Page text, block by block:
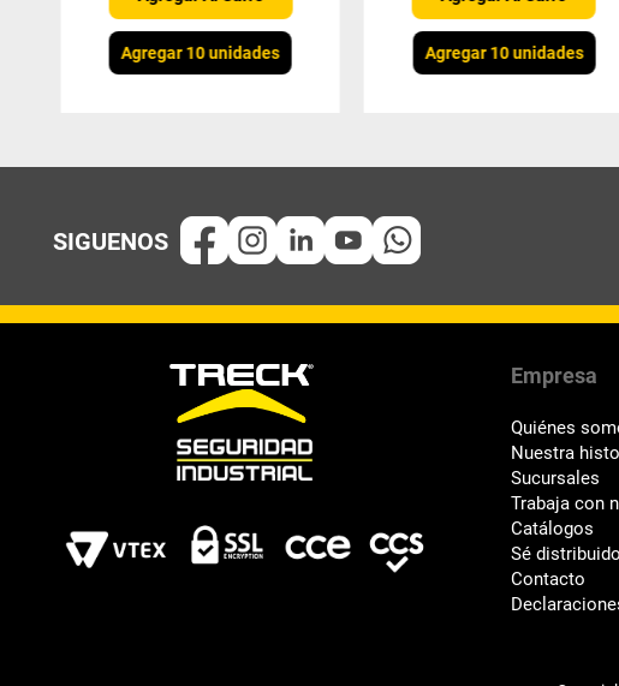
Agregar 10 unidades Agregar 10 unidades
Empresa
Quiénes
Nuestra
Sucursales
Trabaja con
Catálogos
Sé
Contacto